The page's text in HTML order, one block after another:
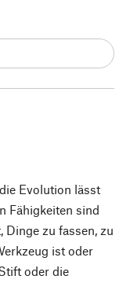
Evolution lässt
Fähigkeiten sind
Dinge zu fassen, zu
ist oder
oder die